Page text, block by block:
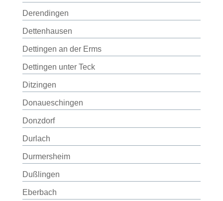
Derendingen
Dettenhausen
Dettingen an der Erms
Dettingen unter Teck
Ditzingen
Donaueschingen
Donzdorf
Durlach
Durmersheim
Dußlingen
Eberbach